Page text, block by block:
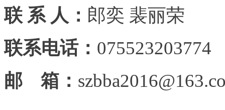
联 系 人： 郎奕 裴丽荣
联系电话： 075523203774
邮 箱：